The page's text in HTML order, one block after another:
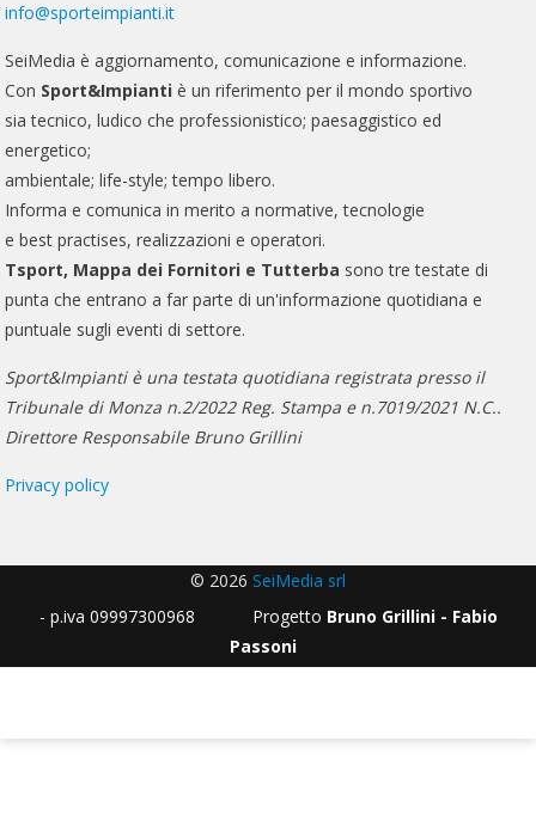
info@sporteimpianti.it
SeiMedia è aggiornamento, comunicazione e informazione.
Con Sport&Impianti è un riferimento per il mondo sportivo
sia tecnico, ludico che professionistico; paesaggistico ed
energetico;
ambientale; life-style; tempo libero.
Informa e comunica in merito a normative, tecnologie
e best practises, realizzazioni e operatori.
Tsport, Mappa dei Fornitori e Tutterba sono tre testate di
punta che entrano a far parte di un'informazione quotidiana e
puntuale sugli eventi di settore.
Sport&Impianti è una testata quotidiana registrata presso il
Tribunale di Monza n.2/2022 Reg. Stampa e n.7019/2021 N.C..
Direttore Responsabile Bruno Grillini
Privacy policy
© 2026 SeiMedia srl
- p.iva 09997300968 Progetto Bruno Grillini - Fabio
Passoni